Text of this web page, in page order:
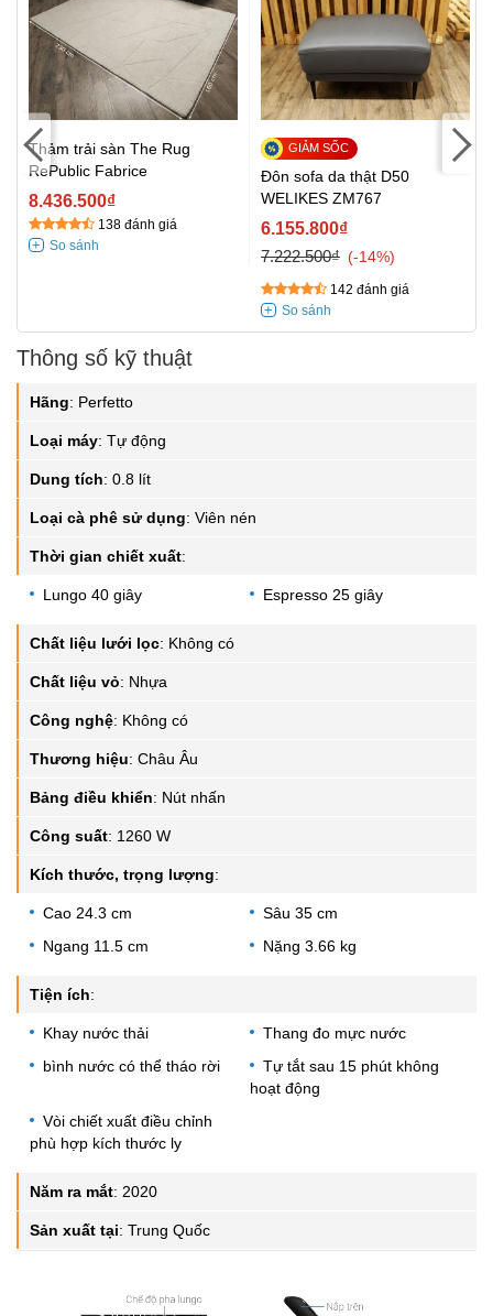
Thảm trải sàn The Rug
RePublic Fabrice
8.436.500₫
138 đánh giá
Đôn sofa da thật D50
WELIKES ZM767
6.155.800₫
7.222.500₫
-14%
142 đánh giá
Thông số kỹ thuật
Hãng: Perfetto
Loại máy: Tự động
Dung tích: 0.8 lít
Loại cà phê sử dụng: Viên nén
Thời gian chiết xuất:
Lungo 40 giây Espresso 25 giây
Chất liệu lưới lọc: Không có
Chất liệu vỏ: Nhựa
Công nghệ: Không có
Thương hiệu: Châu Âu
Bảng điều khiển: Nút nhấn
Công suất: 1260 W
Kích thước, trọng lượng:
Cao 24.3 cm
Sâu 35 cm
Ngang 11.5 cm
Nặng 3.66 kg
Tiện ích:
Khay nước thải
Thang đo mực nước
bình nước có thể tháo rời
Tự tắt sau 15 phút không
hoạt động
Vòi chiết xuất điều chỉnh
phù hợp kích thước ly
Năm ra mắt: 2020
Sản xuất tại: Trung Quốc